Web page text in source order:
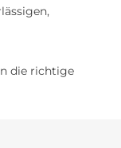
die richtige